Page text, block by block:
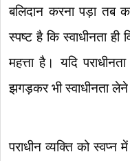
बलिदान करना पड़ा तब
स्पष्ट है कि स्वाधीनता
महत्ता है। यदि
झगड़कर भी स्वाधीनता
पराधीन व्यक्ति को